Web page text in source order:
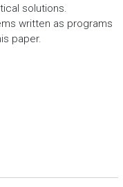
solutions.
written as programs
paper.